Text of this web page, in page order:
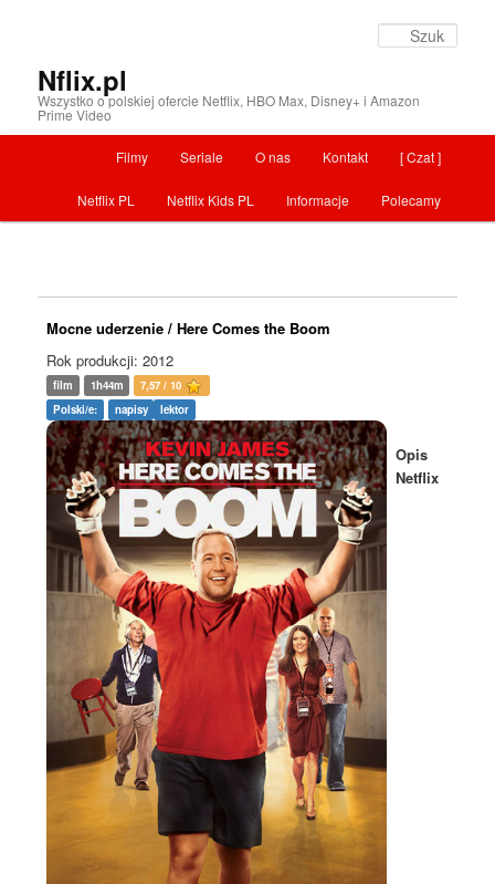
Nflix.pl
Wszystko o polskiej ofercie Netflix, HBO Max, Disney+ i Amazon
Prime Video
Menu główne
Przeskocz do tekstu [ Czat ]
Kontakt
O nas
Seriale
Filmy
Polecamy
Informacje
Netflix Kids PL
Netflix PL
Mocne uderzenie / Here Comes the Boom
Rok produkcji: 2012
film 1h44m
7,57 / 10
Polski/e:
napisy lektor
Opis
Netflix